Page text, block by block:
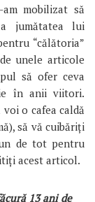
mobilizat să
jumătatea lui
“călătoria”
unele articole
să ofer ceva
în anii viitori.
o cafea caldă
să vă cuibăriți
de tot pentru
acest articol.
13 ani de